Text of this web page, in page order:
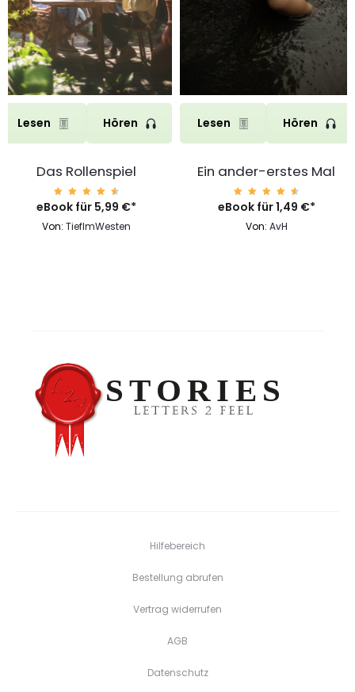
Lesen Hören
Das Rollenspiel
Bewert
et mit
von 5
eBook für 5,99 €*
Von: TiefImWesten
Lesen Hören
Ein ander-erstes Mal
Bewert
et mit
von 5
eBook für1,49 €*
Von: AvH
Hilfebereich
Bestellung abrufen
Vertrag widerrufen
AGB
Datenschutz